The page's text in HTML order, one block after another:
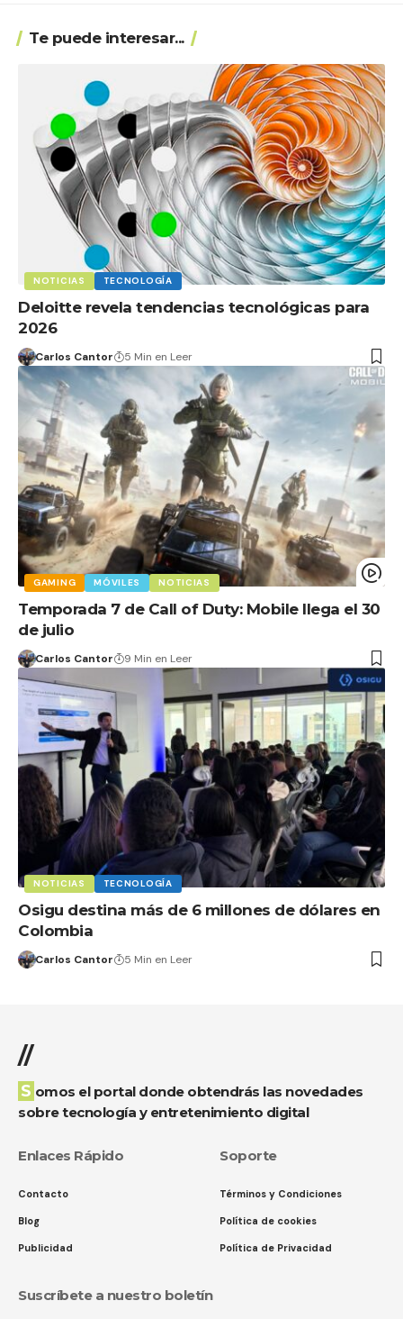
Te puede interesar...
NOTICIAS TECNOLOGÍA
Deloitte revela tendencias tecnológicas para
2026
Carlos Cantor 5 Min en Leer
GAMING MÓVILES NOTICIAS
Temporada 7 de Call of Duty: Mobile llega el 30
de julio
Carlos Cantor 9 Min en Leer
NOTICIAS TECNOLOGÍA
Osigu destina más de 6 millones de dólares en
Colombia
Carlos Cantor 5 Min en Leer
//
Somos el portal donde obtendrás las novedades
sobre tecnología y entretenimiento digital
Enlaces Rápido
Contacto
Blog
Publicidad
Soporte
Términos y Condiciones
Política de cookies
Política de Privacidad
Suscríbete a nuestro boletín